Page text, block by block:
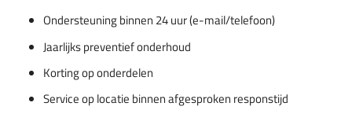
Ondersteuning binnen 24 uur (e-mail/telefoon)
Jaarlijks preventief onderhoud
Korting op onderdelen
Service op locatie binnen afgesproken responstijd